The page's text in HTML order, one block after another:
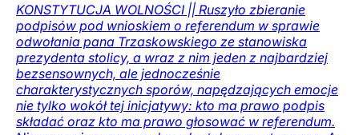
KONSTYTUCJA WOLNOŚCI || Ruszyło zbieranie
podpisów pod wnioskiem o referendum w sprawie
odwołania pana Trzaskowskiego ze stanowiska
prezydenta stolicy, a wraz z nim jeden z najbardziej
bezsensownych, ale jednocześnie
charakterystycznych sporów, napędzających emocje
nie tylko wokół tej inicjatywy: kto ma prawo podpis
składać oraz kto ma prawo głosować w referendum.